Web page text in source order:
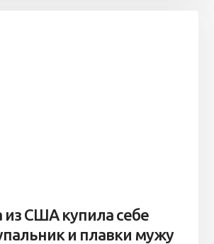
США купила себе
и плавки мужу